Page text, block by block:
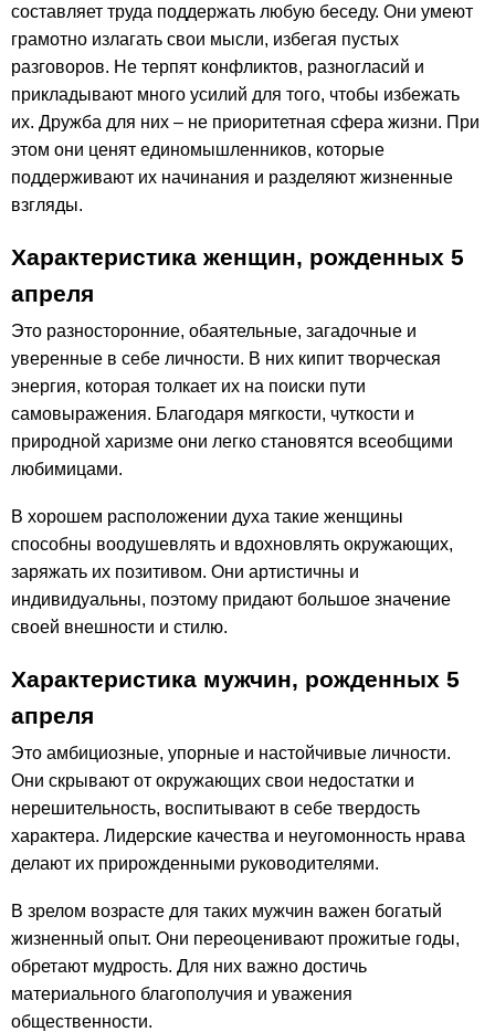
составляет труда поддержать любую беседу. Они умеют
грамотно излагать свои мысли, избегая пустых
разговоров. Не терпят конфликтов, разногласий и
прикладывают много усилий для того, чтобы избежать
их. Дружба для них – не приоритетная сфера жизни. При
этом они ценят единомышленников, которые
поддерживают их начинания и разделяют жизненные
взгляды.
Характеристика женщин, рожденных 5
апреля
Это разносторонние, обаятельные, загадочные и
уверенные в себе личности. В них кипит творческая
энергия, которая толкает их на поиски пути
самовыражения. Благодаря мягкости, чуткости и
природной харизме они легко становятся всеобщими
любимицами.
В хорошем расположении духа такие женщины
способны воодушевлять и вдохновлять окружающих,
заряжать их позитивом. Они артистичны и
индивидуальны, поэтому придают большое значение
своей внешности и стилю.
Характеристика мужчин, рожденных 5
апреля
Это амбициозные, упорные и настойчивые личности.
Они скрывают от окружающих свои недостатки и
нерешительность, воспитывают в себе твердость
характера. Лидерские качества и неугомонность нрава
делают их прирожденными руководителями.
В зрелом возрасте для таких мужчин важен богатый
жизненный опыт. Они переоценивают прожитые годы,
обретают мудрость. Для них важно достичь
материального благополучия и уважения
общественности.